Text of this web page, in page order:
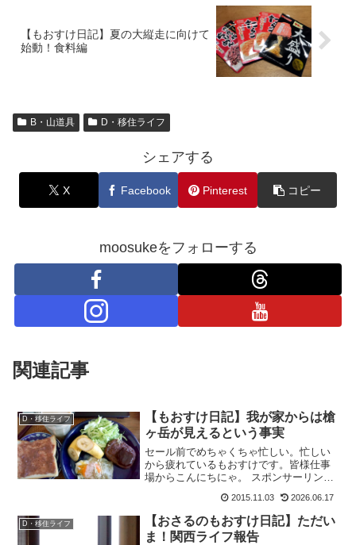
【もおすけ日記】夏の大縦走に向けて
始動！食料編
B・山道具 D・移住ライフ
シェアする
X Facebook Pinterest コピー
moosukeをフォローする
関連記事
D・移住ライフ
【もおすけ日記】我が家からは槍
ヶ岳が見えるという事実
セール前でめちゃくちゃ忙しい。忙しい
から疲れているもおすけです。皆様仕事
場からこんにちにゃ。 スポンサーリン
くだから山に行きたい。ご馳走持って。
ご馳走といえば、夏の大縦走。あっちゃ
んヒロちゃんの山食の定...
2015.11.03 2026.06.17
D・移住ライフ
【おさるのもおすけ日記】ただい
ま！関西ライフ報告